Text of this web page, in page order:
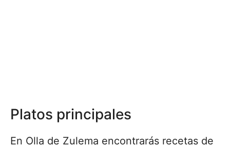
Platos principales
En Olla de Zulema encontrarás recetas de